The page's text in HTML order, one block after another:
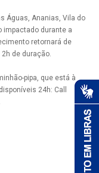
Águas, Ananias, Vila do
impactado durante a
retornará de
de duração.
pipa, que está à
24h: Call